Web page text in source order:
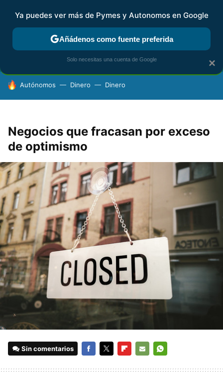
FISCALIDAD Y CONTABILIDAD KIT DIGITAL RENTA
HOY SE HABLA DE
Autónomos Dinero Dinero
Negocios que fracasan por exceso
de optimismo
Sin comentarios
×
Ya puedes ver más de Pymes y Autonomos en Google
Añádenos como fuente preferida
Solo necesitas una cuenta de Google